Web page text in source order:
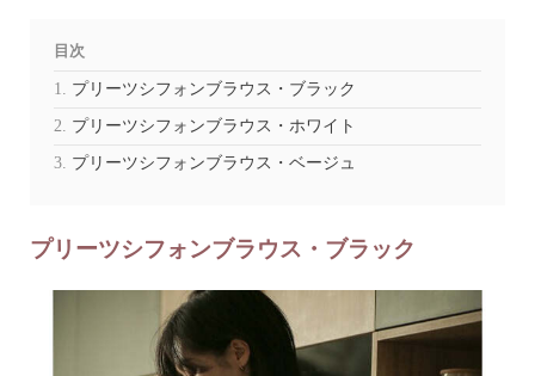
目次
プリーツシフォンブラウス・ブラック
プリーツシフォンブラウス・ホワイト
プリーツシフォンブラウス・ベージュ
プリーツシフォンブラウス・ブラック